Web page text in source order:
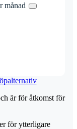
månad
är för åtkomst för
för ytterligare